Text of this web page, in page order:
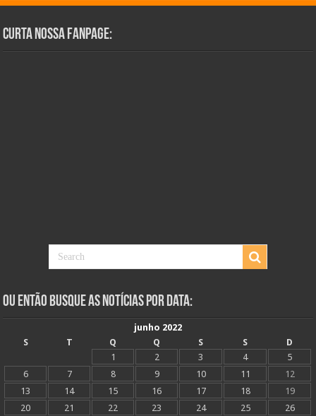
Curta Nossa Fanpage:
Ou Então Busque as Notícias Por Data:
junho 2022
S
T Q Q S S
D
1
2 3 4
5
6
7 8 9 10 11
12
13
14 15 16 17 18
19
20
21 22 23 24 25 26